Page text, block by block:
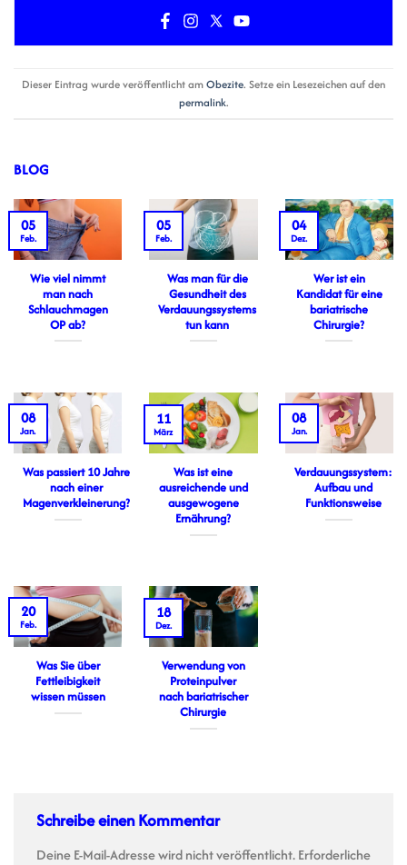
Dieser Eintrag wurde veröffentlicht amObezite. Setze ein Lesezeichen auf den
permalink.
BLOG
Wie viel nimmt
man nach
Schlauchmagen
OP ab?
05
Feb.
Was man für die
Gesundheit des
Verdauungssystems
tun kann
05
Feb.
Wer ist ein
Kandidat für eine
bariatrische
Chirurgie?
04
Dez.
Was passiert 10 Jahre
nach einer
Magenverkleinerung?
08
Jan.
Was ist eine
ausreichende und
ausgewogene
Ernährung?
11
März
Verdauungssystem:
Aufbau und
Funktionsweise
08
Jan.
Was Sie über
Fettleibigkeit
wissen müssen
20
Feb.
Verwendung von
Proteinpulver
nach bariatrischer
Chirurgie
18
Dez.
Schreibe einen Kommentar
Deine E-Mail-Adresse wird nicht veröffentlicht.Erforderliche